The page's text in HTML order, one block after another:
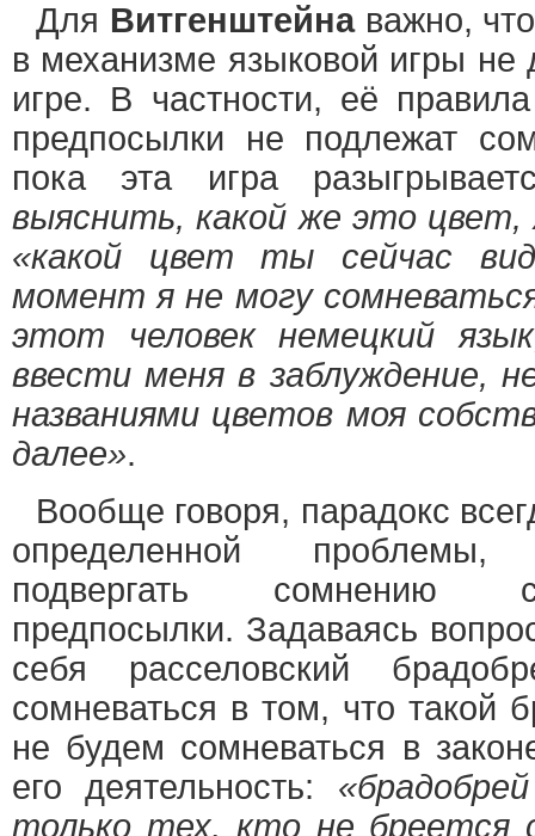
Для Витгенштейнаважно,
в механизме языковой игры
игре. В частности, её
предпосылки не подлежат
пока эта игра
выяснить, какой же это
«какой цвет ты сейчас
момент я не могу
этот человек немецкий
ввести меня в заблуждение,
названиями цветов моя
далее».
Вообще говоря, парадокс
определенной
подвергать сомнению
предпосылки. Задаваясь
себя расселовский
сомневаться в том, что такой
не будем сомневаться в
его деятельность:
только тех, кто не бреется